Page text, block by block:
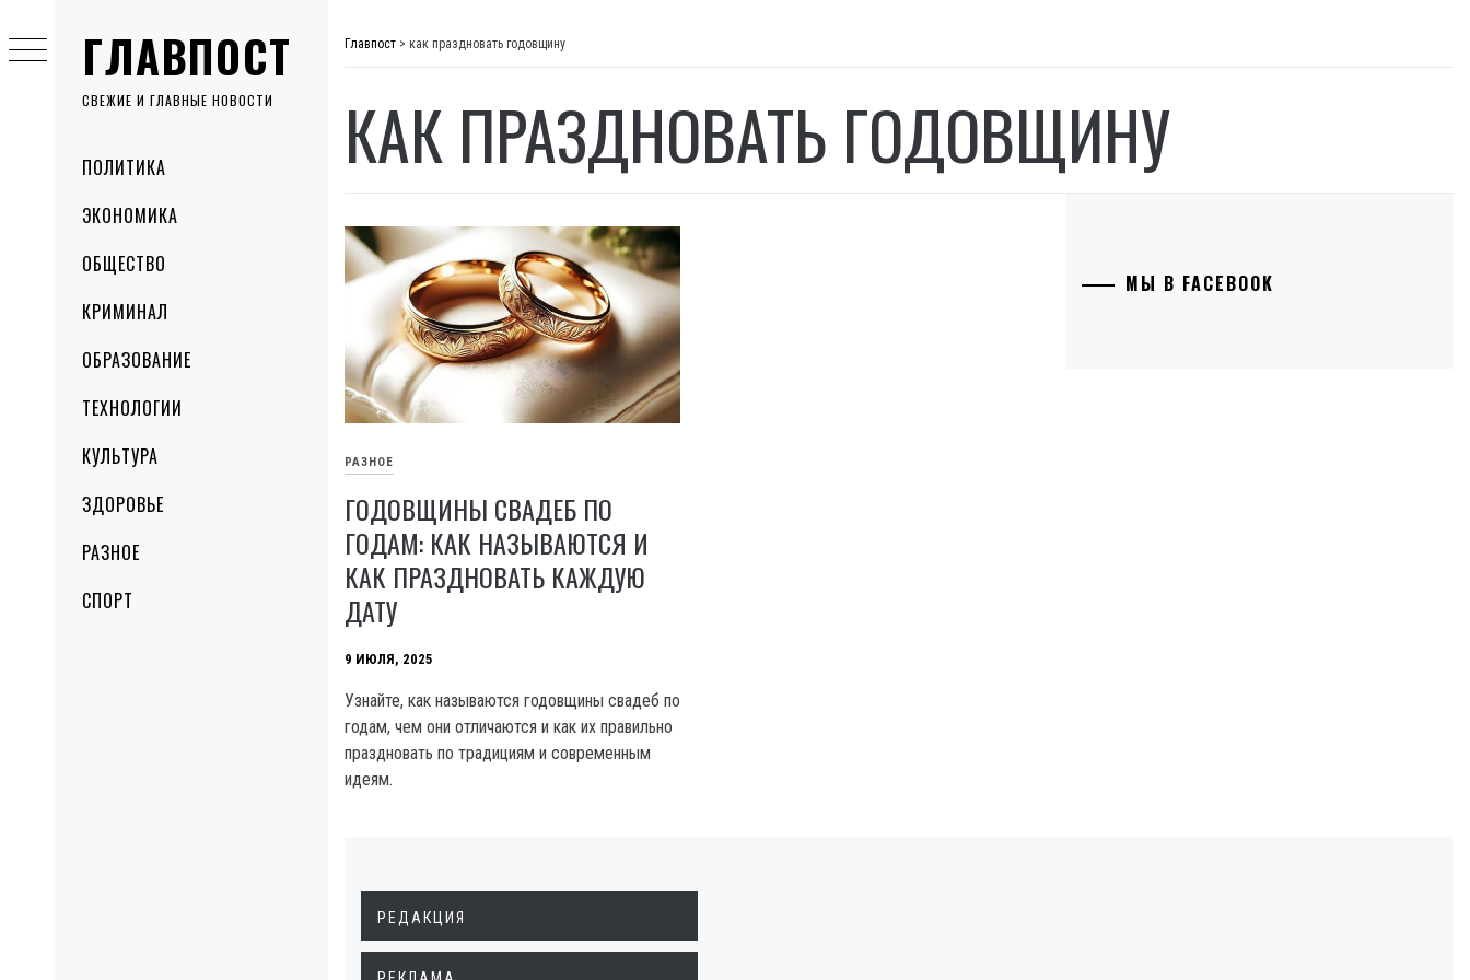
ГЛАВПОСТ
СВЕЖИЕ И ГЛАВНЫЕ НОВОСТИ
MenuПОЛИТИКА
ЭКОНОМИКА
ОБЩЕСТВО
КРИМИНАЛ
ОБРАЗОВАНИЕ
ТЕХНОЛОГИИ
КУЛЬТУРА
ЗДОРОВЬЕ
РАЗНОЕ
СПОРТ
to
content
Главпост > как праздновать годовщину
КАК ПРАЗДНОВАТЬ ГОДОВЩИНУ
РАЗНОЕ
ГОДОВЩИНЫ СВАДЕБ ПО
ГОДАМ: КАК НАЗЫВАЮТСЯ И
КАК ПРАЗДНОВАТЬ КАЖДУЮ
ДАТУ
9 ИЮЛЯ, 2025
Узнайте, как называются годовщины свадеб по
годам, чем они отличаются и как их правильно
праздновать по традициям и современным
идеям.
МЫ В FACEBOOK
РЕДАКЦИЯ